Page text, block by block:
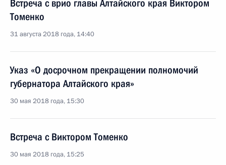
Встреча с врио главы Алтайского края Виктором
Томенко
31 августа 2018 года, 14:40
Указ «О досрочном прекращении полномочий
губернатора Алтайского края»
30 мая 2018 года, 15:30
Встреча с Виктором Томенко
30 мая 2018 года, 15:25